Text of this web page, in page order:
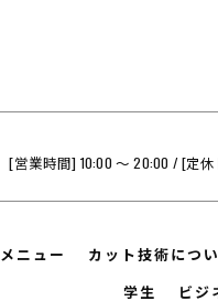
[営業時間] 10:00 〜 20:00 / [定
メニュー カット技術につ
学生
ビジ